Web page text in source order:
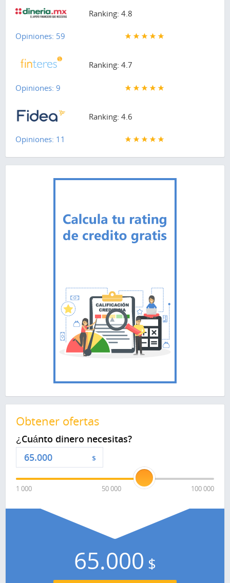
Ranking: 4.8
Opiniones: 59
Ranking: 4.7
Opiniones: 9
Ranking: 4.6
Opiniones: 11
Obtener ofertas
¿Cuánto dinero necesitas?
$
1 000 50 000 100 000
65.000 $